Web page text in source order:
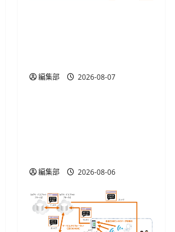
編集部 2026-08-07
ID・規制
編集部 2026-08-06